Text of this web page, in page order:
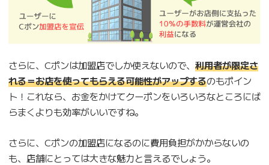
さらに、Cポンは加盟店でしか使えないので、 利用者が限定さ
れる＝お店を使ってもらえる可能性がアップするのもポイン
ト！これなら、お金をかけてクーポンをいろいろなところにば
らまくよりも効率がいいですね。
さらに、Cポンの加盟店になるのに費用負担がかからないの
も、店舗にとっては大きな魅力と言えるでしょう。